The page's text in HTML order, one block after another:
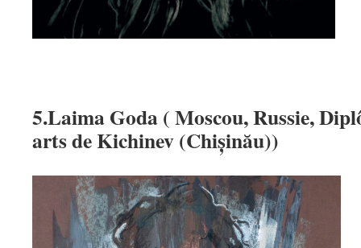
5.Laima Goda ( Moscou, Russie,
arts de Kichinev (Chișinău))